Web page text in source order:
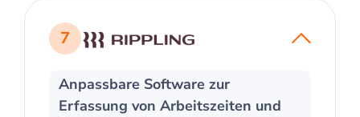
7
Anpassbare Software zur
Erfassung von Arbeitszeiten und